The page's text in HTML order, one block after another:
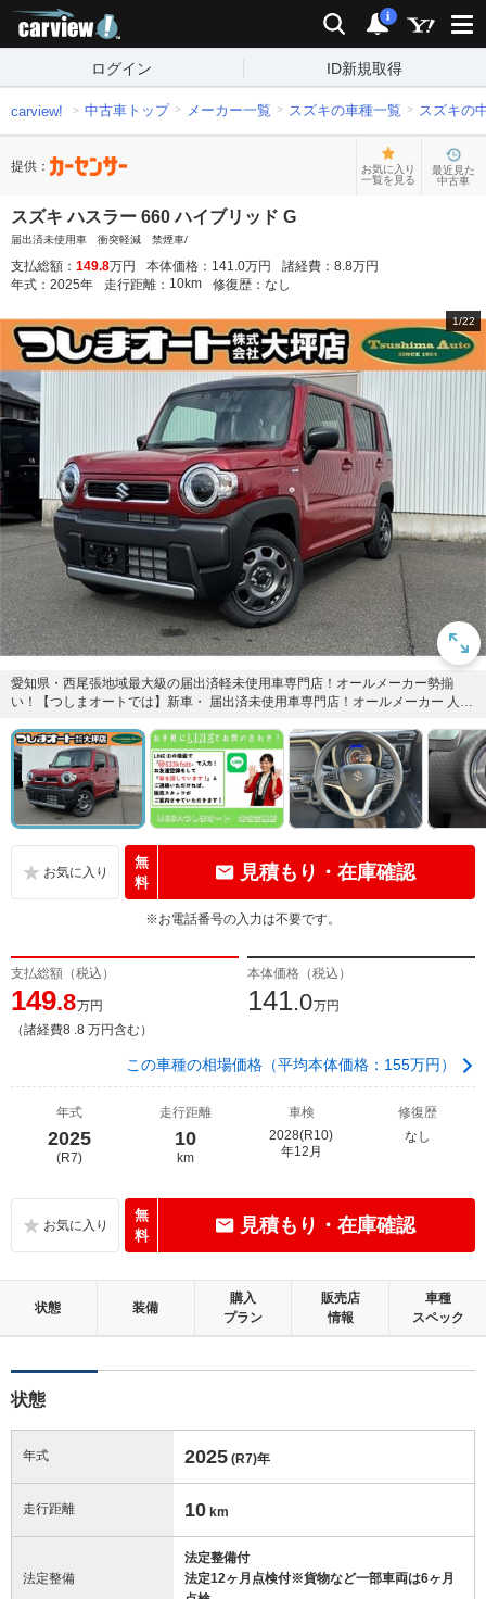
検索 通知
i
ログイン ID新規取得
carview! 中古車トップ メーカー一覧 スズキの車種一覧 スズキの
提供：
お気に入り
一覧を見る
最近見た
中古車
スズキ ハスラー 660 ハイブリッド G
届出済未使用車 衝突軽減 禁煙車/
支払総額： 149.8万円 本体価格： 141.0万円 諸経費： 8.8万円
年式： 2025年 走行距離： 10km 修復歴： なし
1/22
愛知県・西尾張地域最大級の届出済軽未使用車専門店！オールメーカー勢揃
い！【つしまオートでは】新車・ 届出済未使用車専門店！オールメーカー 人気
無
料
見積もり・在庫確認
※お電話番号の入力は不要です。
支払総額（税込）
149.8万円
（諸経費8 .8 万円含む）
本体価格（税込）
141.0万円
この車種の相場価格（平均本体価格：155万円）
年式
2025
(R7)
走行距離
10
km
車検
2028(R10)
年12月
修復歴
なし
無
料
見積もり・在庫確認
状態 装備
購入
プラン
販売店
情報
車種
スペック
状態
年式 2025 (R7)年
走行距離 10 km
法定整備
法定整備付
法定12ヶ月点検付※貨物など一部車両は6ヶ月